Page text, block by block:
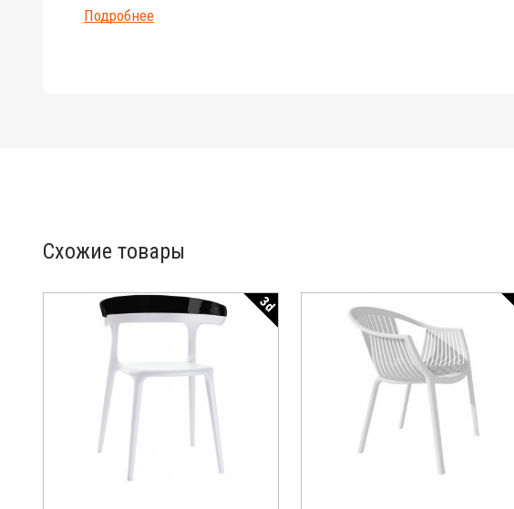
Подробнее
Схожие товары
3d